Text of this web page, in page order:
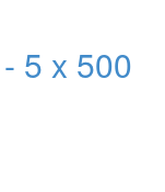
5 x 500